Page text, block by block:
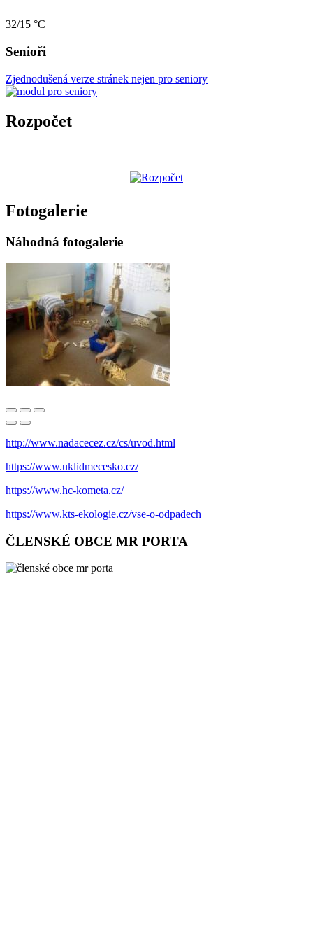
32/15 °C
Senioři
Zjednodušená verze stránek nejen pro seniory
Rozpočet
Fotogalerie
Náhodná fotogalerie
http://www.nadacecez.cz/cs/uvod.html
https://www.uklidmecesko.cz/
https://www.hc-kometa.cz/
https://www.kts-ekologie.cz/vse-o-odpadech
ČLENSKÉ OBCE MR PORTA